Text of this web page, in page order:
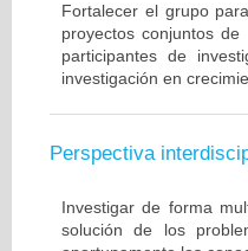
Fortalecer el grupo
proyectos conjuntos
participantes de
investigación en
Perspectiva
Investigar de forma
solución de los